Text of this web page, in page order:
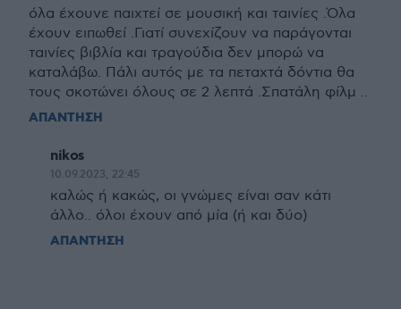
όλα έχουνε παιχτεί σε μουσική και ταινίες .Όλα
έχουν ειπωθεί .Γιατί συνεχίζουν να παράγονται
ταινίες βιβλία και τραγούδια δεν μπορώ να
καταλάβω. Πάλι αυτός με τα πεταχτά δόντια θα
τους σκοτώνει όλους σε 2 λεπτά .Σπατάλη φίλμ ..
ΑΠΑΝΤΗΣΗ
nikos
10.09.2023, 22:45
καλώς ή κακώς, οι γνώμες είναι σαν κάτι
άλλο.. όλοι έχουν από μία (ή και δύο)
ΑΠΑΝΤΗΣΗ